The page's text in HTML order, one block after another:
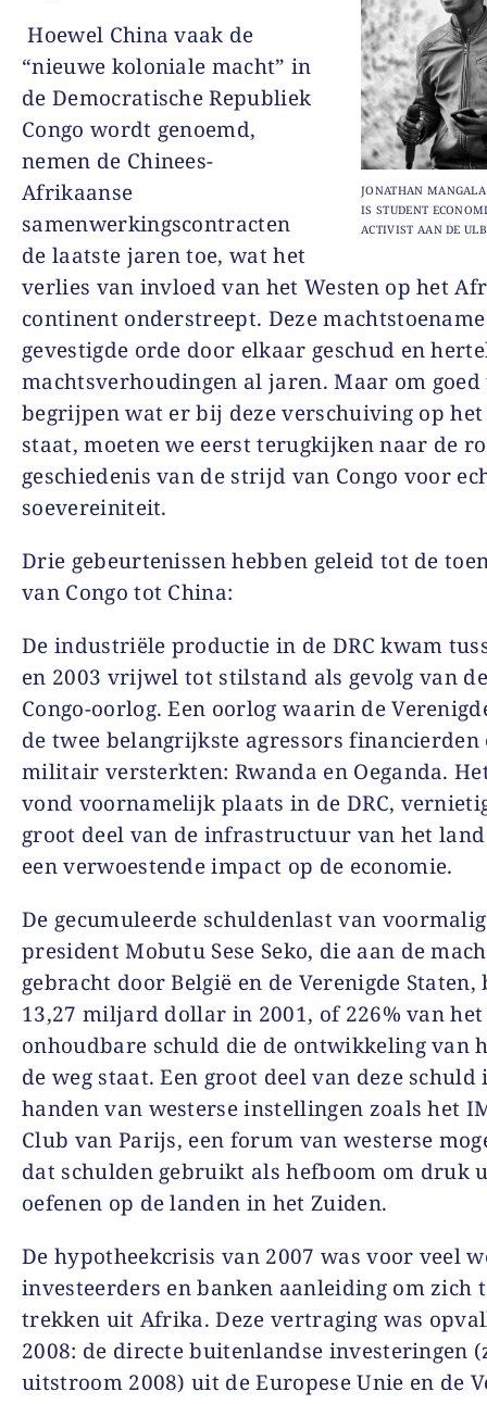
JONATHAN
IS STUDENT
ACTIVIST AAN DE
Hoewel China vaak de
“nieuwe koloniale macht” in
de Democratische Republiek
Congo wordt genoemd,
nemen de Chinees-
Afrikaanse
samenwerkingscontracten
de laatste jaren toe, wat het
verlies van invloed van het Westen op het
continent onderstreept. Deze
gevestigde orde door elkaar geschud en
machtsverhoudingen al jaren. Maar om goed
begrijpen wat er bij deze verschuiving op
staat, moeten we eerst terugkijken naar de
geschiedenis van de strijd van Congo voor
soevereiniteit.
Drie gebeurtenissen hebben geleid tot de
van Congo tot China:
De industriële productie in de DRC kwam
en 2003 vrijwel tot stilstand als gevolg van
Congo-oorlog. Een oorlog waarin de
de twee belangrijkste agressors financierden
militair versterkten: Rwanda en Oeganda.
vond voornamelijk plaats in de DRC,
groot deel van de infrastructuur van het
een verwoestende impact op de economie.
De gecumuleerde schuldenlast van voormalig
president Mobutu Sese Seko, die aan de
gebracht door België en de Verenigde Staten,
13,27 miljard dollar in 2001, of 226% van
onhoudbare schuld die de ontwikkeling van
de weg staat. Een groot deel van deze schuld
handen van westerse instellingen zoals het
Club van Parijs, een forum van westerse
dat schulden gebruikt als hefboom om druk
oefenen op de landen in het Zuiden.
De hypotheekcrisis van 2007 was voor veel
investeerders en banken aanleiding om zich
trekken uit Afrika. Deze vertraging was
2008: de directe buitenlandse investeringen
uitstroom 2008) uit de Europese Unie en de